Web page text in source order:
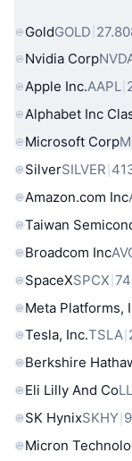
GoldGOLD
Nvidia Corp
Apple Inc.AAPL
Alphabet Inc
Microsoft Corp
SilverSILVER
Amazon.com Inc
Taiwan
Broadcom Inc
SpaceXSPCX
Meta Platforms,
Tesla, Inc.TSLA
Berkshire
Eli Lilly And Co
SK HynixSKHY
Micron